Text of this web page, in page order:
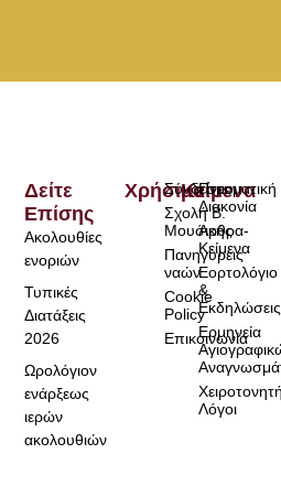
Χρήσιμα
Σύνδεσμοι
Σχολή Β.
Μουσικής
Πανηγύρεις
ναών
Cookie
Policy
Επικοινωνία
Κείμενα
Πνευματική
Διακονία
Άρθρα-
Κείμενα
Εορτολόγιο
&
Εκδηλώσεις
Ερμηνεία
Λόγοι
Δείτε
Επίσης
Ακολουθίες
ενοριών
Τυπικές
Διατάξεις
2026
Ωρολόγιον
ενάρξεως
ιερών
ακολουθιών